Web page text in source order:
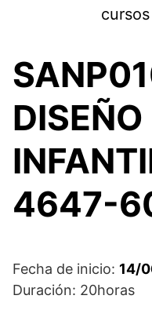
cursos
4647-
Fecha de inicio: 14/
Duración: 20horas